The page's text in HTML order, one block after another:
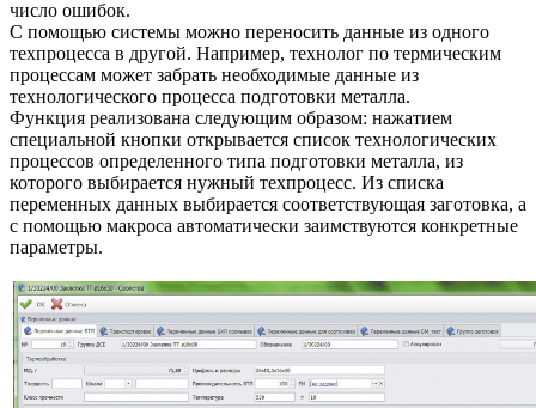
число ошибок.
С помощью системы можно переносить данные из одного
техпроцесса в другой. Например, технолог по термическим
процессам может забрать необходимые данные из
технологического процесса подготовки металла.
Функция реализована следующим образом: нажатием
специальной кнопки открывается список технологических
процессов определенного типа подготовки металла, из
которого выбирается нужный техпроцесс. Из списка
переменных данных выбирается соответствующая заготовка, а
с помощью макроса автоматически заимствуются конкретные
параметры.